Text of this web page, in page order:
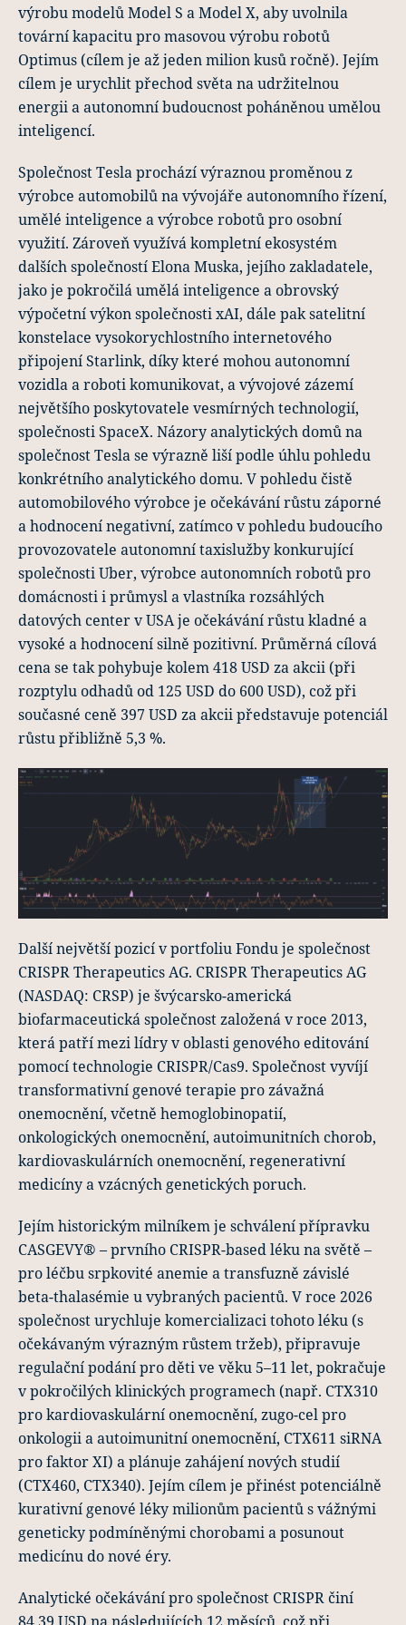
výrobu modelů Model S a Model X, aby uvolnila
tovární kapacitu pro masovou výrobu robotů
Optimus (cílem je až jeden milion kusů ročně). Jejím
cílem je urychlit přechod světa na udržitelnou
energii a autonomní budoucnost poháněnou umělou
inteligencí.
Společnost Tesla prochází výraznou proměnou z
výrobce automobilů na vývojáře autonomního řízení,
umělé inteligence a výrobce robotů pro osobní
využití. Zároveň využívá kompletní ekosystém
dalších společností Elona Muska, jejího zakladatele,
jako je pokročilá umělá inteligence a obrovský
výpočetní výkon společnosti xAI, dále pak satelitní
konstelace vysokorychlostního internetového
připojení Starlink, díky které mohou autonomní
vozidla a roboti komunikovat, a vývojové zázemí
největšího poskytovatele vesmírných technologií,
společnosti SpaceX. Názory analytických domů na
společnost Tesla se výrazně liší podle úhlu pohledu
konkrétního analytického domu. V pohledu čistě
automobilového výrobce je očekávání růstu záporné
a hodnocení negativní, zatímco v pohledu budoucího
provozovatele autonomní taxislužby konkurující
společnosti Uber, výrobce autonomních robotů pro
domácnosti i průmysl a vlastníka rozsáhlých
datových center v USA je očekávání růstu kladné a
vysoké a hodnocení silně pozitivní. Průměrná cílová
cena se tak pohybuje kolem 418 USD za akcii (při
rozptylu odhadů od 125 USD do 600 USD), což při
současné ceně 397 USD za akcii představuje potenciál
růstu přibližně 5,3 %.
Další největší pozicí v portfoliu Fondu je společnost
CRISPR Therapeutics AG. CRISPR Therapeutics AG
(NASDAQ: CRSP) je švýcarsko-americká
biofarmaceutická společnost založená v roce 2013,
která patří mezi lídry v oblasti genového editování
pomocí technologie CRISPR/Cas9. Společnost vyvíjí
transformativní genové terapie pro závažná
onemocnění, včetně hemoglobinopatií,
onkologických onemocnění, autoimunitních chorob,
kardiovaskulárních onemocnění, regenerativní
medicíny a vzácných genetických poruch.
Jejím historickým milníkem je schválení přípravku
CASGEVY® – prvního CRISPR-based léku na světě –
pro léčbu srpkovité anemie a transfuzně závislé
beta-thalasémie u vybraných pacientů. V roce 2026
společnost urychluje komercializaci tohoto léku (s
očekávaným výrazným růstem tržeb), připravuje
regulační podání pro děti ve věku 5–11 let, pokračuje
v pokročilých klinických programech (např. CTX310
pro kardiovaskulární onemocnění, zugo-cel pro
onkologii a autoimunitní onemocnění, CTX611 siRNA
pro faktor XI) a plánuje zahájení nových studií
(CTX460, CTX340). Jejím cílem je přinést potenciálně
kurativní genové léky milionům pacientů s vážnými
geneticky podmíněnými chorobami a posunout
medicínu do nové éry.
Analytické očekávání pro společnost CRISPR činí